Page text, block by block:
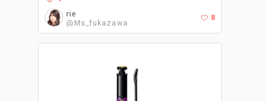
rie
@Ms_fukazawa
8